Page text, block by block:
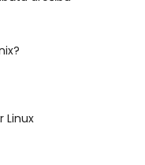
Linux